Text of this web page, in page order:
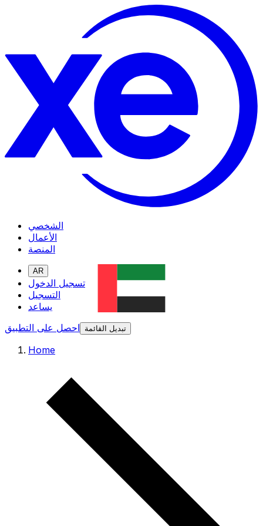
الشخصي
الأعمال
المنصة
AR
تسجيل الدخول
التسجيل
يساعد
احصل على التطبيق
تبديل القائمة
Home